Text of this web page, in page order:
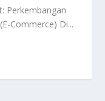
Perkembangan
Commerce) Di...